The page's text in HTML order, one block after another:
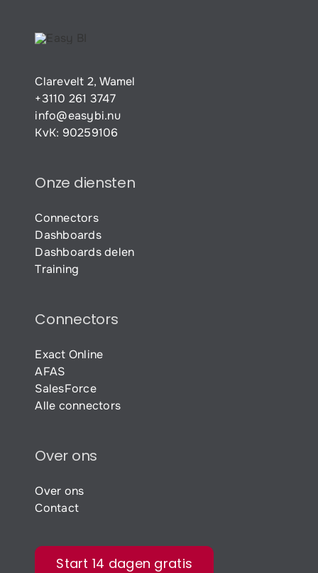
Clarevelt 2, Wamel
+3110 261 3747
info@easybi.nu
KvK: 90259106
Onze diensten
Connectors
Dashboards
Dashboards delen
Training
Connectors
Exact Online
AFAS
SalesForce
Alle connectors
Over ons
Over ons
Contact
Start 14 dagen gratis